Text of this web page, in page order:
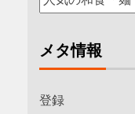
メタ情報
登録